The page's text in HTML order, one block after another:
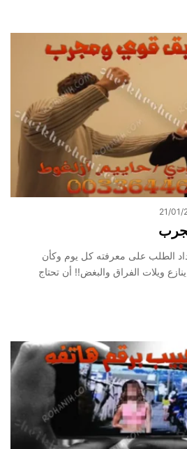
21/01/
الطلب على معرفته كل يوم وكأن
ويلات الفراق والبغض!! أن تحتاج